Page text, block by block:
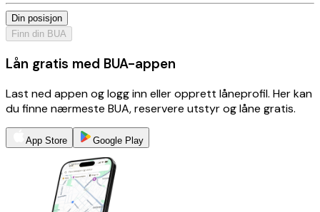
Din posisjon
Finn din BUA
Lån gratis med BUA-appen
Last ned appen og logg inn eller opprett låneprofil. Her kan
du finne nærmeste BUA, reservere utstyr og låne gratis.
App Store Google Play